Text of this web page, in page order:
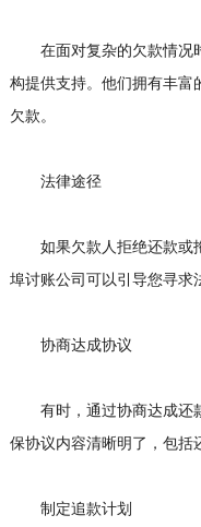
在面对复杂的欠款情况
构提供支持。他们拥有丰富
欠款。
法律途径
如果欠款人拒绝还款或
埠讨账公司可以引导您寻求
协商达成协议
有时，通过协商达成还
保协议内容清晰明了，包括
制定追款计划